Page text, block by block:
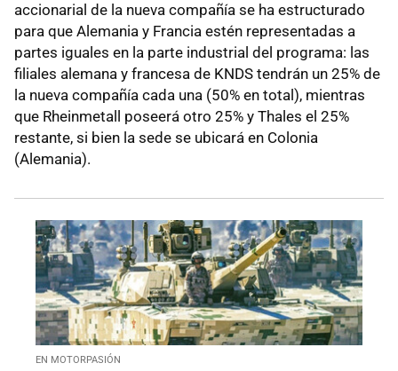
accionarial de la nueva compañía se ha estructurado
para que Alemania y Francia estén representadas a
partes iguales en la parte industrial del programa: las
filiales alemana y francesa de KNDS tendrán un 25% de
la nueva compañía cada una (50% en total), mientras
que Rheinmetall poseerá otro 25% y Thales el 25%
restante, si bien la sede se ubicará en Colonia
(Alemania).
EN MOTORPASIÓN